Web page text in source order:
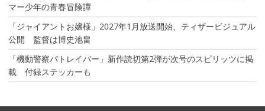
マー少年の青春冒険譚
「ジャイアントお嬢様」2027年1月放送開始、ティザービジュアル
公開 監督は博史池畠
「機動警察パトレイバー」新作読切第2弾が次号のスピリッツに掲
載 付録ステッカーも